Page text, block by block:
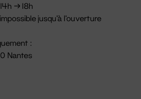
→ 18h
jusqu'à l'ouverture
:
Nantes